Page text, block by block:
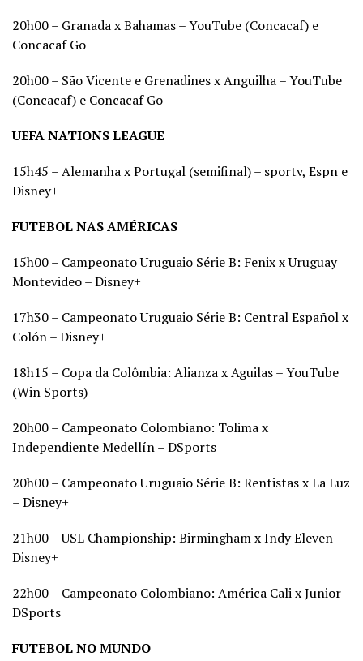
20h00 – Granada x Bahamas – YouTube (Concacaf) e
Concacaf Go
20h00 – São Vicente e Grenadines x Anguilha – YouTube
(Concacaf) e Concacaf Go
UEFA NATIONS LEAGUE
15h45 – Alemanha x Portugal (semifinal) – sportv, Espn e
Disney+
FUTEBOL NAS AMÉRICAS
15h00 – Campeonato Uruguaio Série B: Fenix x Uruguay
Montevideo – Disney+
17h30 – Campeonato Uruguaio Série B: Central Español x
Colón – Disney+
18h15 – Copa da Colômbia: Alianza x Aguilas – YouTube
(Win Sports)
20h00 – Campeonato Colombiano: Tolima x
Independiente Medellín – DSports
20h00 – Campeonato Uruguaio Série B: Rentistas x La Luz
– Disney+
21h00 – USL Championship: Birmingham x Indy Eleven –
Disney+
22h00 – Campeonato Colombiano: América Cali x Junior –
DSports
FUTEBOL NO MUNDO